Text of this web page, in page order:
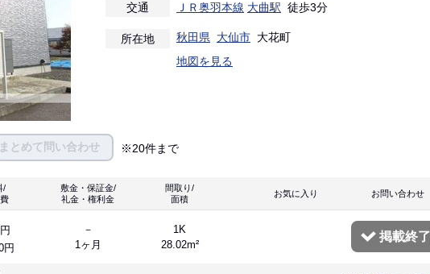
交通 ＪＲ奥羽本線 大曲駅 徒歩3分
所在地 秋田県 大仙市 大花町
地図を見る
まとめて問い合わせ ※20件まで
/
敷金・保証金/
礼金・権利金
間取り/
面積
お気に入り お問い合わせ
円
－
1ヶ月
1K
28.02m²
掲載終了